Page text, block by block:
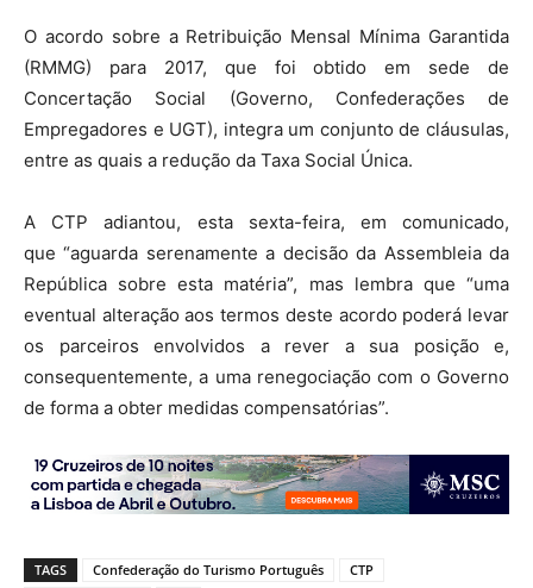
O acordo sobre a Retribuição Mensal Mínima Garantida
(RMMG) para 2017, que foi obtido em sede de
Concertação Social (Governo, Confederações de
Empregadores e UGT), integra um conjunto de cláusulas,
entre as quais a redução da Taxa Social Única.
A CTP adiantou, esta sexta-feira, em comunicado,
que “aguarda serenamente a decisão da Assembleia da
República sobre esta matéria”, mas lembra que “uma
eventual alteração aos termos deste acordo poderá levar
os parceiros envolvidos a rever a sua posição e,
consequentemente, a uma renegociação com o Governo
de forma a obter medidas compensatórias”.
TAGS Confederação do Turismo Português
CTP